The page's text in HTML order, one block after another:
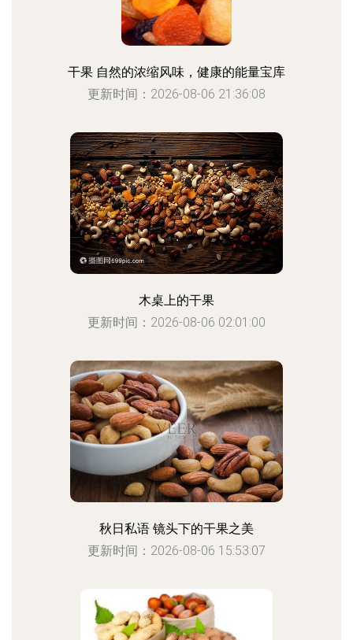
干果 自然的浓缩风味，健康的能量宝库
更新时间：2026-08-06 21:36:08
木桌上的干果
更新时间：2026-08-06 02:01:00
秋日私语 镜头下的干果之美
更新时间：2026-08-06 15:53:07